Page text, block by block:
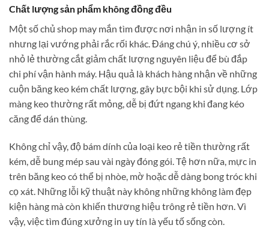
Chất lượng sản phẩm không đồng đều
Một số chủ shop may mắn tìm được nơi nhận in số lượng ít
nhưng lại vướng phải rắc rối khác. Đáng chú ý, nhiều cơ sở
nhỏ lẻ thường cắt giảm chất lượng nguyên liệu để bù đắp
chi phí vận hành máy. Hậu quả là khách hàng nhận về những
cuộn băng keo kém chất lượng, gây bực bội khi sử dụng. Lớp
màng keo thường rất mỏng, dễ bị đứt ngang khi đang kéo
căng để dán thùng.
Không chỉ vậy, độ bám dính của loại keo rẻ tiền thường rất
kém, dễ bung mép sau vài ngày đóng gói. Tệ hơn nữa, mực in
trên băng keo có thể bị nhòe, mờ hoặc dễ dàng bong tróc khi
cọ xát. Những lỗi kỹ thuật này không những không làm đẹp
kiện hàng mà còn khiến thương hiệu trông rẻ tiền hơn. Vì
vậy, việc tìm đúng xưởng in uy tín là yếu tố sống còn.